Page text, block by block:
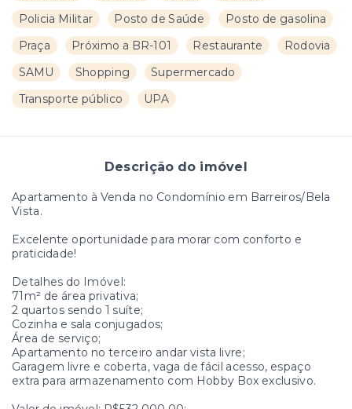
Policia Militar
Posto de Saúde
Posto de gasolina
Praça
Próximo a BR-101 Restaurante
Rodovia
SAMU
Shopping
Supermercado
Transporte público
UPA
Descrição do imóvel
Apartamento à Venda no Condomínio em Barreiros/Bela
Vista.
Excelente oportunidade para morar com conforto e
praticidade!
Detalhes do Imóvel:
71m² de área privativa;
2 quartos sendo 1 suíte;
Cozinha e sala conjugados;
Área de serviço;
Apartamento no terceiro andar vista livre;
Garagem livre e coberta, vaga de fácil acesso, espaço
extra para armazenamento com Hobby Box exclusivo.